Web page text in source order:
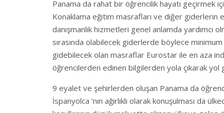
Panama da rahat bir öğrencilik hayatı geçirmek
Konaklama eğitim masrafları ve diğer giderlerin
danışmanlık hizmetleri genel anlamda yardımcı
sırasında olabilecek giderlerde böylece
gidebilecek olan masraflar Eurostar ile en aza
öğrencilerden edinen bilgilerden yola çıkarak yol
9 eyalet ve şehirlerden oluşan Panama da
İspanyolca ‘nın ağırlıklı olarak konuşulması da